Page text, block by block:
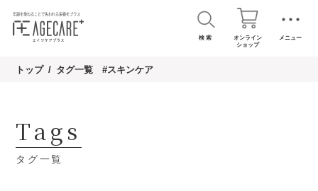
検 索
オンライン
ショップ
メニュー
トップ タグ一覧 #スキンケア
Tags
タグ一覧